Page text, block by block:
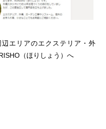
エリアのエクステリア・外
（ほりしょう）へ